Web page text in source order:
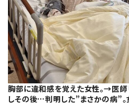
胸部に違和感を覚えた女性。→医師
しその後…判明した”まさかの病”